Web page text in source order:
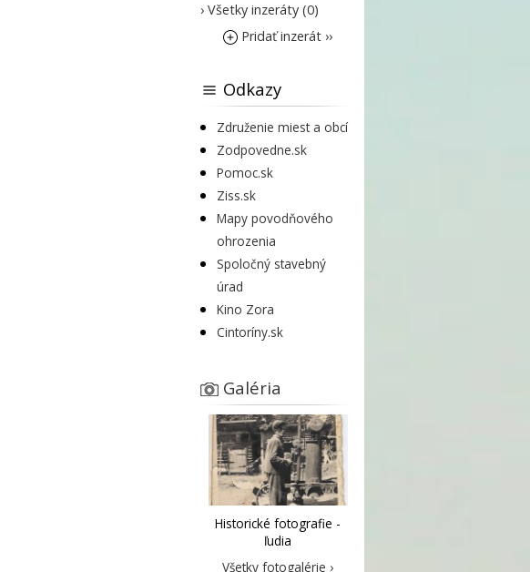
› Všetky inzeráty (0)
Pridať inzerát ››
Odkazy
Združenie miest a obcí
Zodpovedne.sk
Pomoc.sk
Ziss.sk
Mapy povodňového
ohrozenia
Spoločný stavebný
úrad
Kino Zora
Cintoríny.sk
Galéria
Historické fotografie -
ľudia
Všetky fotogalérie ›